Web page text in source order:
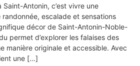
Antonin, c’est vivre une
escalade et sensations
décor de Saint-Antonin-Noble-
permet d’explorer les falaises des
manière originale et accessible. Avec
une […]